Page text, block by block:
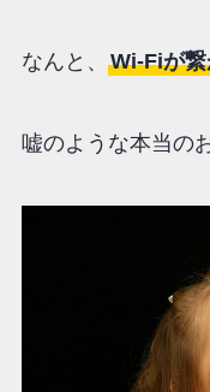
なんと、 Wi-Fiが
嘘のような本当の